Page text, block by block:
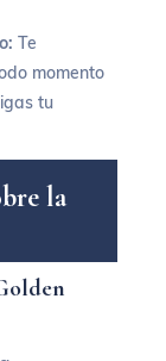
Te
momento
tu
bre la